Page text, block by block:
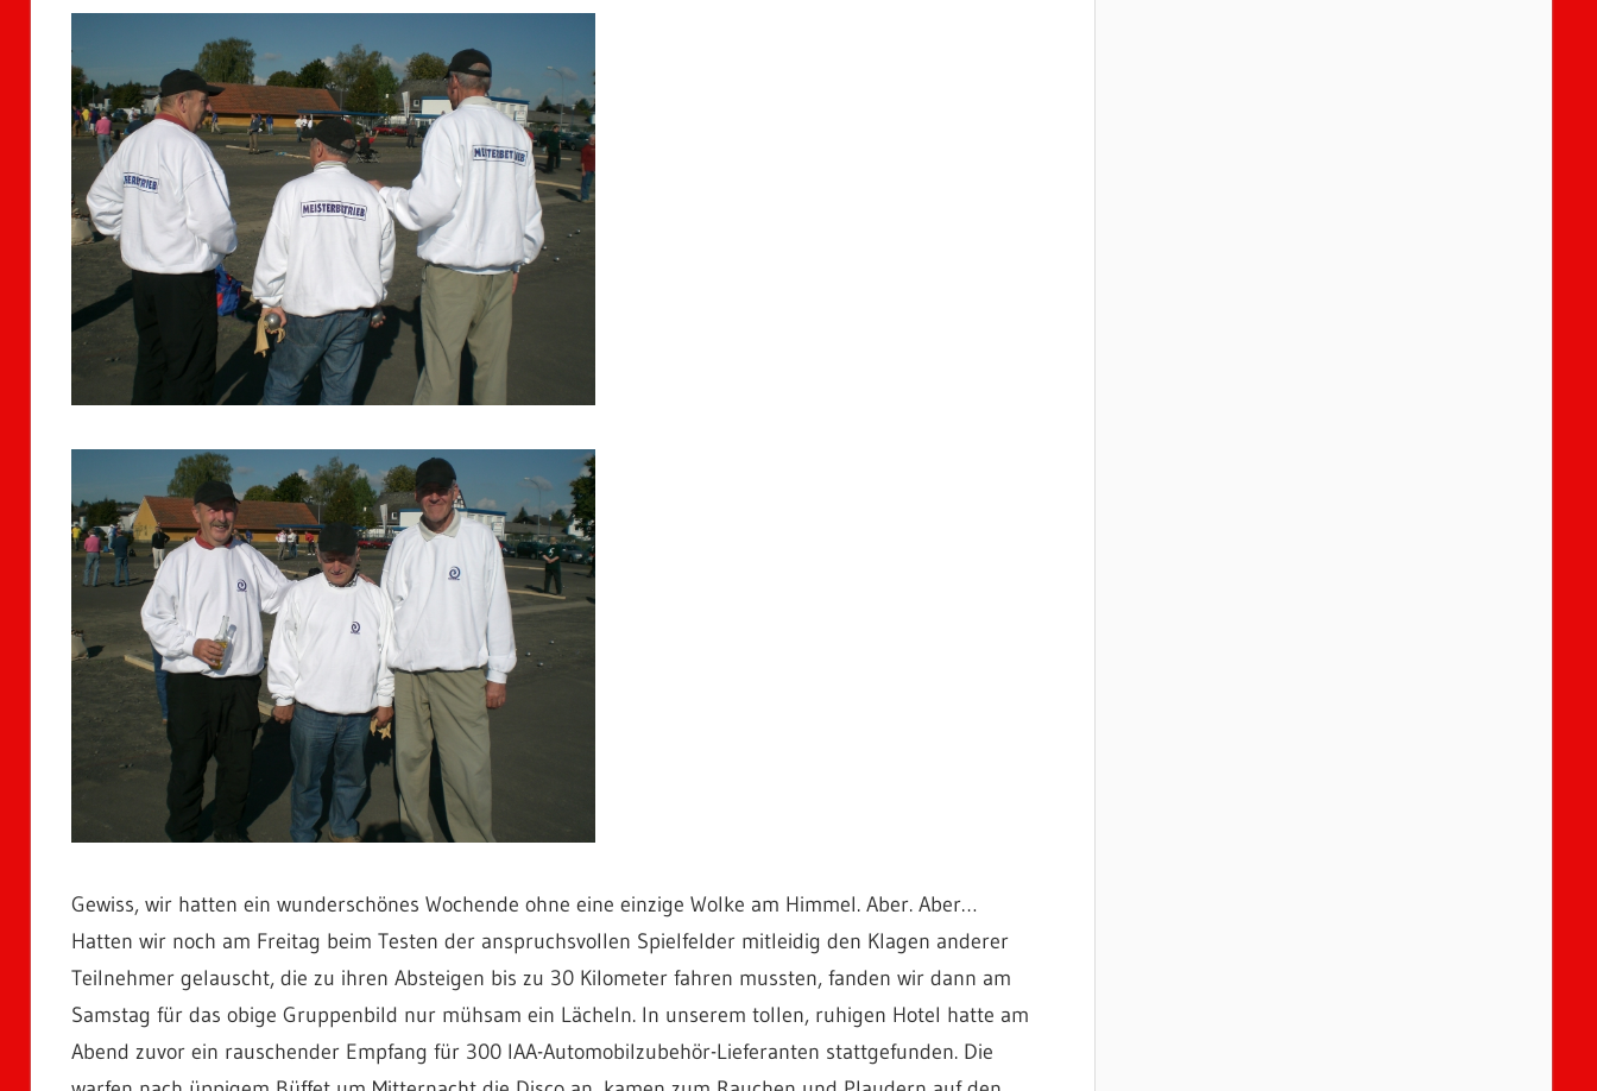
Gewiss, wir hatten ein wunderschönes Wochende ohne eine einzige Wolke am Himmel. Aber. Aber…
Hatten wir noch am Freitag beim Testen der anspruchsvollen Spielfelder mitleidig den Klagen anderer
Teilnehmer gelauscht, die zu ihren Absteigen bis zu 30 Kilometer fahren mussten, fanden wir dann am
Samstag für das obige Gruppenbild nur mühsam ein Lächeln. In unserem tollen, ruhigen Hotel hatte am
Abend zuvor ein rauschender Empfang für 300 IAA-Automobilzubehör-Lieferanten stattgefunden. Die